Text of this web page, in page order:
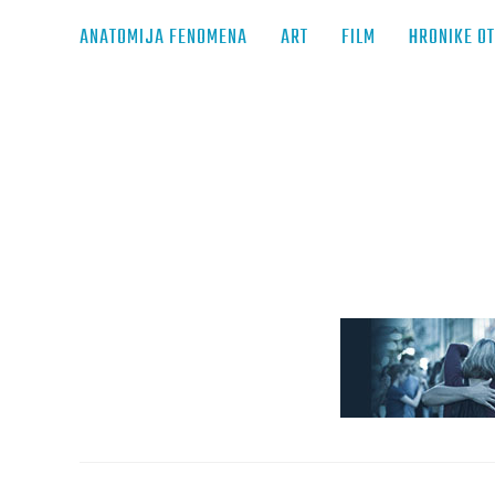
ANATOMIJA FENOMENA ART FILM HRONIKE